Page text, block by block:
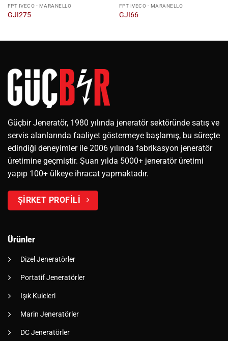
FPT IVECO - MARANELLO
GJI275
FPT IVECO - MARANELLO
GJI66
Güçbir Jeneratör, 1980 yılında jeneratör sektöründe satış ve
servis alanlarında faaliyet göstermeye başlamış, bu süreçte
edindiği deneyimler ile 2006 yılında fabrikasyon jeneratör
üretimine geçmiştir. Şuan yılda 5000+ jeneratör üretimi
yapıp 100+ ülkeye ihracat yapmaktadır.
ŞİRKET PROFİLİ
Ürünler
Dizel Jeneratörler
Portatif Jeneratörler
Işık Kuleleri
Marin Jeneratörler
DC Jeneratörler